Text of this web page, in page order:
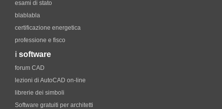
esami di stato
blablabla
certificazione energetica
professione e fisco
i software
forum CAD
lezioni di AutoCAD on-line
librerie dei simboli
Software gratuiti per architetti